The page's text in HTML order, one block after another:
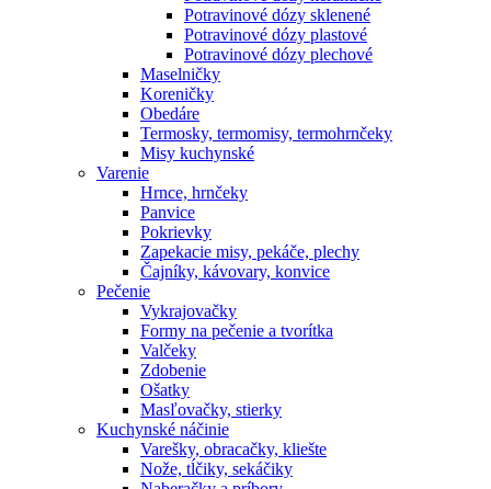
Potravinové dózy sklenené
Potravinové dózy plastové
Potravinové dózy plechové
Maselničky
Koreničky
Obedáre
Termosky, termomisy, termohrnčeky
Misy kuchynské
Varenie
Hrnce, hrnčeky
Panvice
Pokrievky
Zapekacie misy, pekáče, plechy
Čajníky, kávovary, konvice
Pečenie
Vykrajovačky
Formy na pečenie a tvorítka
Valčeky
Zdobenie
Ošatky
Masľovačky, stierky
Kuchynské náčinie
Varešky, obracačky, kliešte
Nože, tĺčiky, sekáčiky